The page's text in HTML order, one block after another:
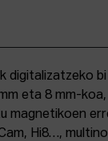
digitalizatzeko
eta 8 mm-
magnetikoen
Hi8…,